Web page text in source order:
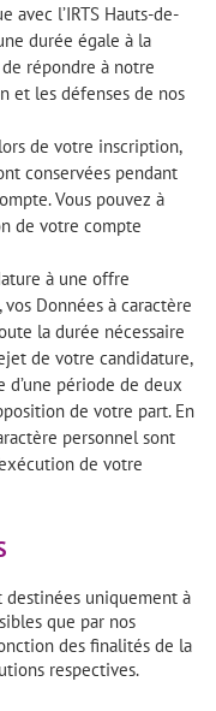
avec l’IRTS Hauts-de-
durée égale à la
répondre à notre
et les défenses de nos
de votre inscription,
conservées pendant
Vous pouvez à
de votre compte
à une offre
vos Données à caractère
la durée nécessaire
de votre candidature,
d’une période de deux
de votre part. En
personnel sont
de votre
destinées uniquement à
que par nos
des finalités de la
respectives.